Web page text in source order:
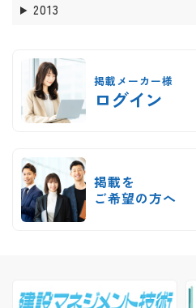
2013
掲載メーカー様
ログイン
掲載を
ご希望の方へ